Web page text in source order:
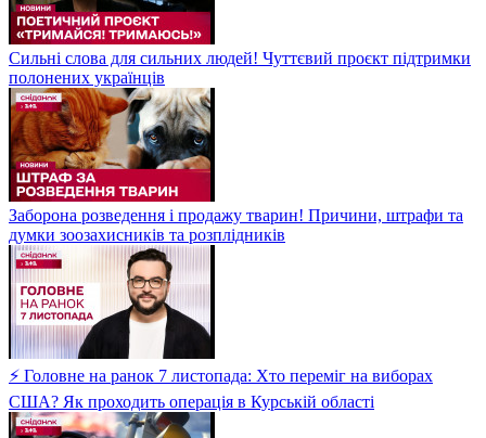
Сильні слова для сильних людей! Чуттєвий проєкт підтримки
полонених українців
Заборона розведення і продажу тварин! Причини, штрафи та
думки зоозахисників та розплідників
⚡ Головне на ранок 7 листопада: Хто переміг на виборах
США? Як проходить операція в Курській області